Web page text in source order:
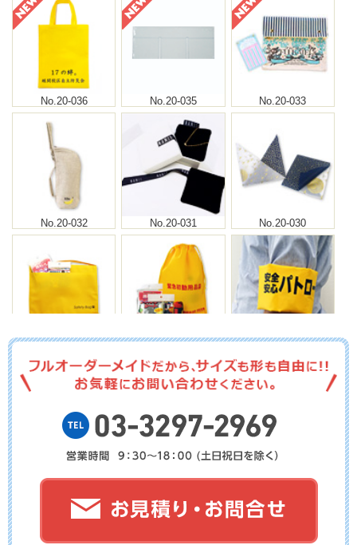
No.20-036 No.20-035 No.20-033
No.20-032 No.20-031 No.20-030
No.20-028 No.20-027 No.20-026